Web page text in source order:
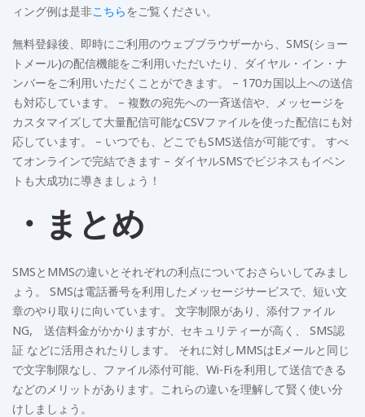
ィング例は是非こちらをご覧ください。
無料登録後、即時にご利用のウェブブラウザーから、SMS(ショー
トメール)の配信機能をご利用いただいたり、ダイヤル・イン・ナ
ンバーをご利用いただくことができます。 – 170カ国以上への送信
も対応しています。 – 複数の宛先への一斉送信や、メッセージを
カスタマイズして大量配信可能なCSVファイルを使った配信にも対
応しています。 – いつでも、どこでもSMS送信が可能です。 すべ
てオンラインで完結できます – ダイヤルSMSでビジネスもイベン
トも大成功に導きましょう！
・まとめ
SMSとMMSの違いとそれぞれの利点についておさらいしてみまし
ょう。 SMSは電話番号を利用したメッセージサービスで、短い文
章のやり取りに向いています。 文字制限があり、添付ファイル
NG, 送信料金がかかりますが、セキュリティーが高く、 SMS認
証 などに活用されたりします。 それに対しMMSはEメールと同じ
で文字制限なし、ファイル添付可能、Wi-Fiを利用して送信できる
などのメリットがあります。これらの違いを理解して賢く使い分
けしましょう。